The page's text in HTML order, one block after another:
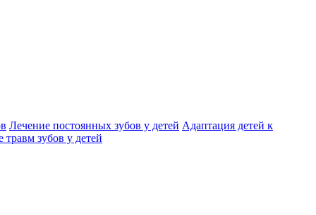
Лечение постоянных зубов у детей Адаптация детей к
травм зубов у детей